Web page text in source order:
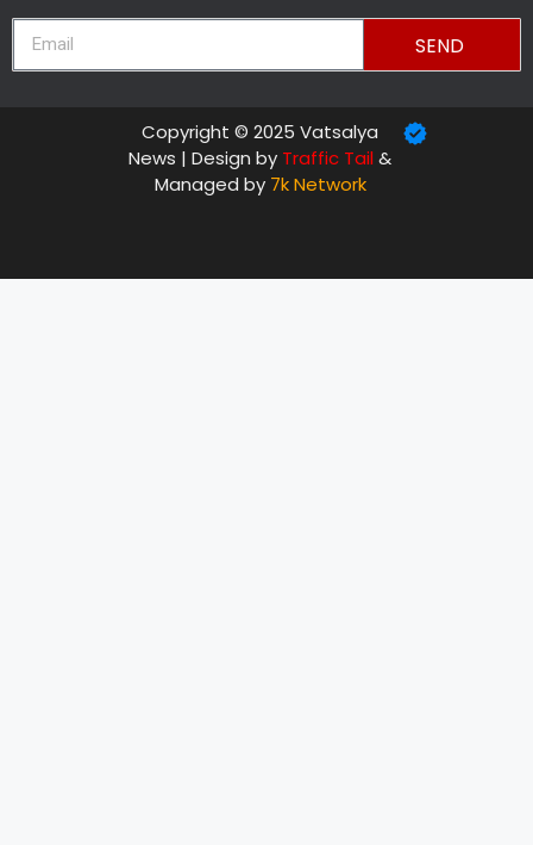
SEND
Copyright © 2025 Vatsalya
News | Design by Traffic Tail&
Managed by 7k Network